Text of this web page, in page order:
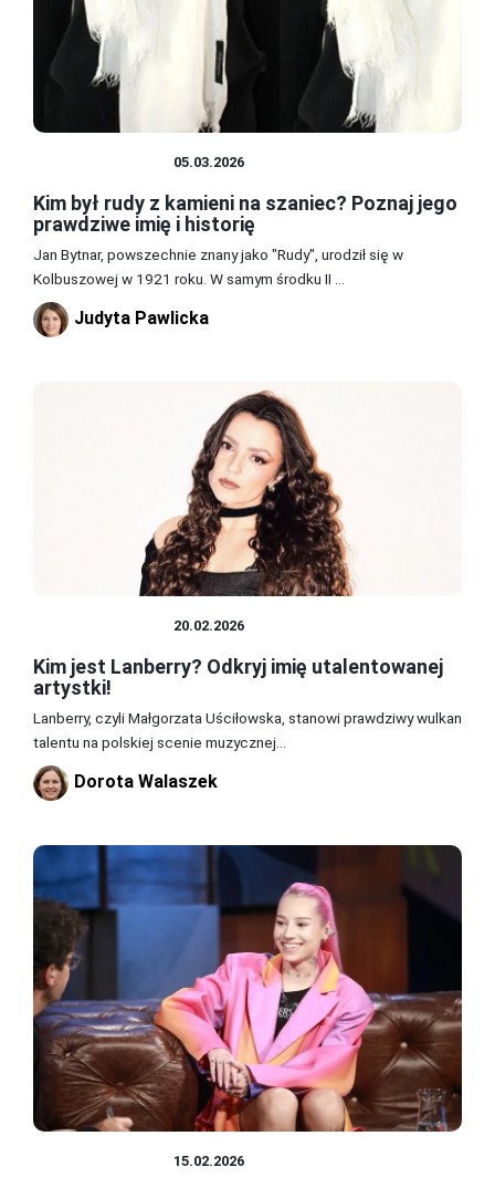
05.03.2026
Kim był rudy z kamieni na szaniec? Poznaj jego
prawdziwe imię i historię
Jan Bytnar, powszechnie znany jako "Rudy", urodził się w
Kolbuszowej w 1921 roku. W samym środku II ...
Judyta Pawlicka
20.02.2026
Kim jest Lanberry? Odkryj imię utalentowanej
artystki!
Lanberry, czyli Małgorzata Uściłowska, stanowi prawdziwy wulkan
talentu na polskiej scenie muzycznej...
Dorota Walaszek
15.02.2026